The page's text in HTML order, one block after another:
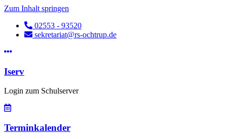
Zum Inhalt springen
02553 - 93520
sekretariat@rs-ochtrup.de
Iserv
Login zum Schulserver
Terminkalender